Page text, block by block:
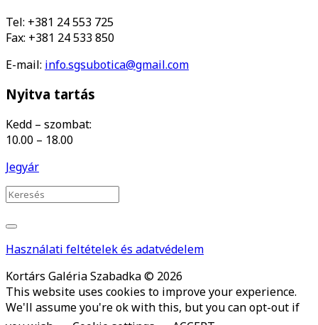
Tel: +381 24 553 725
Fax: +381 24 533 850
E-mail: info.sgsubotica@gmail.com
Nyitva tartás
Kedd – szombat:
10.00 – 18.00
Jegyár
Használati feltételek és adatvédelem
Kortárs Galéria Szabadka © 2026
This website uses cookies to improve your experience.
We'll assume you're ok with this, but you can opt-out if